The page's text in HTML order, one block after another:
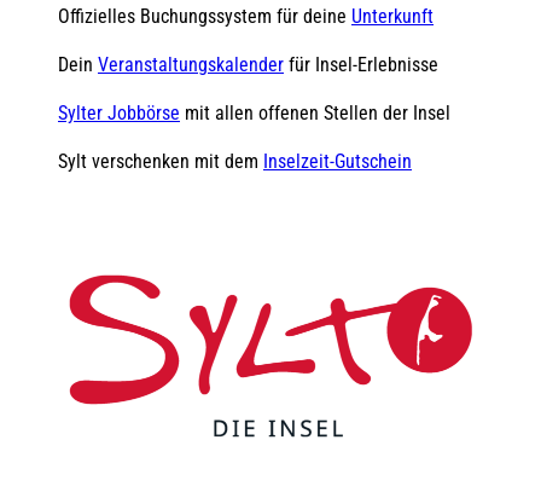
Offizielles Buchungssystem für deine Unterkunft
Dein Veranstaltungskalender für Insel-Erlebnisse
Sylter Jobbörse mit allen offenen Stellen der Insel
Sylt verschenken mit dem Inselzeit-Gutschein